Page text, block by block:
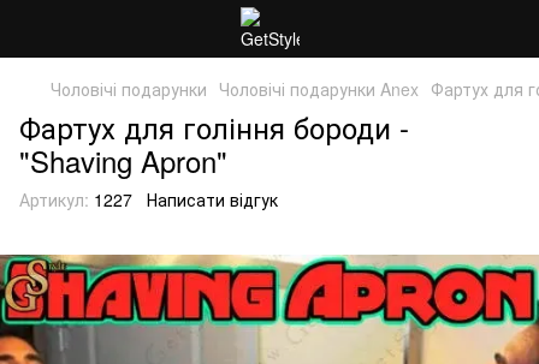
Чоловічі подарунки Чоловічі подарунки Anex Фартух для
Фартух для гоління бороди -
"Shaving Apron"
Артикул: 1227 Написати відгук